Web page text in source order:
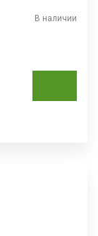
В наличии